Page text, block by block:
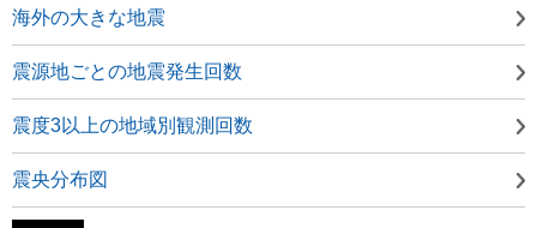
海外の大きな地震
震源地ごとの地震発生回数
震度3以上の地域別観測回数
震央分布図